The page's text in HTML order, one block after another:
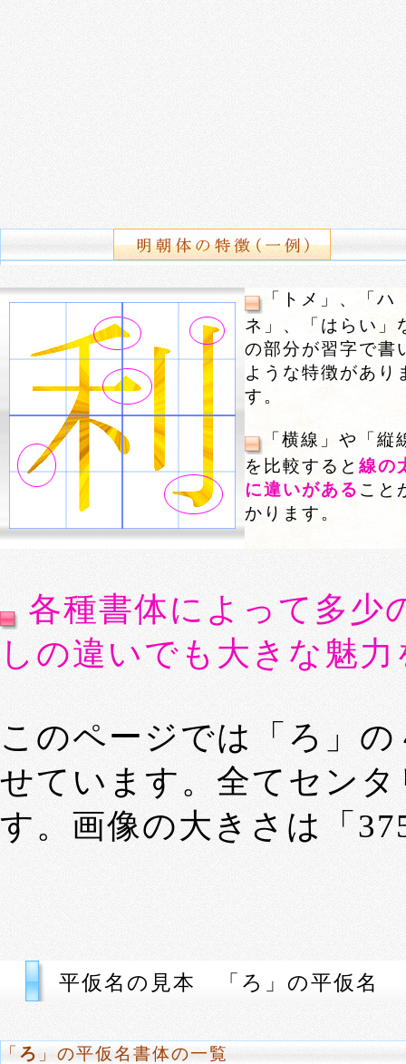
「トメ」、「ハ
ネ」、「はらい」
の部分が習字で書
ような特徴があり
す。
「横線」や「縦
を比較すると 線の
に違いがある こと
かります。
各種書体によって多少
しの違いでも大きな魅
このページでは「ろ」
せています。全てセン
す。画像の大きさは「
平仮名の見本 「ろ」の平仮名
「 ろ 」の平仮名書体の一覧